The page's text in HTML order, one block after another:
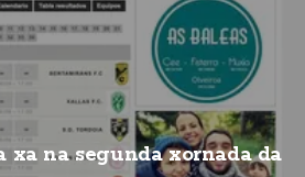
xa na segunda xornada da